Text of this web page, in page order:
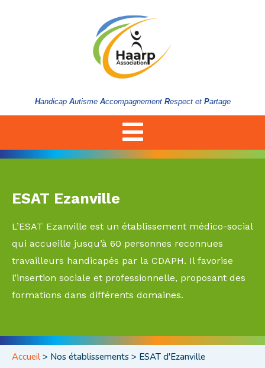
Handicap Autisme Accompagnement Respect et Partage
ESAT Ezanville
L’ESAT Ezanville est un établissement médico-social
qui accueille jusqu’à 60 personnes reconnues
travailleurs handicapés par la CDAPH. Il favorise
l’insertion sociale et professionnelle, proposant des
formations dans différents domaines.
Accueil > Nos établissements > ESAT d'Ezanville